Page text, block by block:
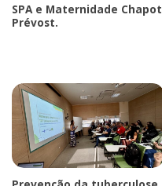
SPA e Maternidade Chapot
Prévost.